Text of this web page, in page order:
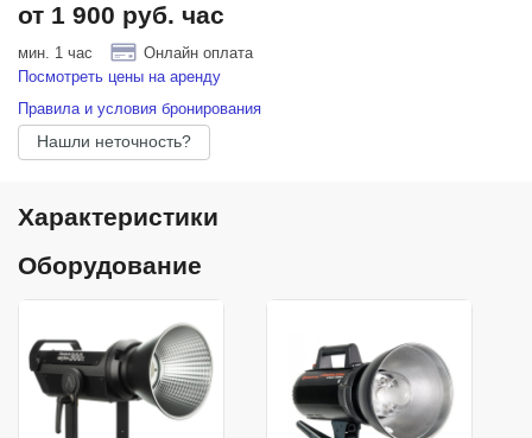
от 1 900 руб. час
мин. 1 час
Онлайн оплата
Посмотреть цены на аренду
Правила и условия бронирования
Нашли неточность?
Характеристики
Оборудование